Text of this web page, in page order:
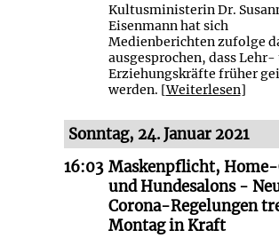
Kultusministerin Dr.
Eisenmann hat sich
Medienberichten zufolge
ausgesprochen, dass Lehr-
Erziehungskräfte früher
werden. [Weiterlesen]
Sonntag, 24. Januar 2021
16:03 Maskenpflicht,
und Hundesalons -
Corona-Regelungen
Montag in Kraft